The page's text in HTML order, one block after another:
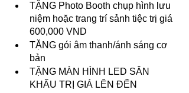
TẶNG Photo Booth chụp hình lưu
niệm hoặc trang trí sảnh tiệc trị giá
600,000 VND
TẶNG gói âm thanh/ánh sáng cơ
bản
TẶNG MÀN HÌNH LED SÂN
KHẤU TRỊ GIÁ LÊN ĐẾN